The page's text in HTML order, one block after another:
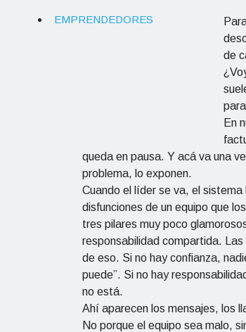
EMPRENDEDORES
de
En
queda en pausa. Y acá va una
problema, lo exponen.
Cuando el líder se va, el
disfunciones de un equipo que
tres pilares muy poco
responsabilidad compartida.
de eso. Si no hay confianza,
puede”. Si no hay
no está.
Ahí aparecen los mensajes, los
No porque el equipo sea malo,